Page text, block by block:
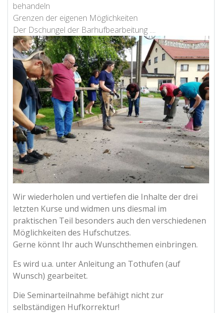
behandeln
Grenzen der eigenen Möglichkeiten
Der Dschungel der Barhufbearbeitung ....
Wir wiederholen und vertiefen die Inhalte der drei
letzten Kurse und widmen uns diesmal im
praktischen Teil besonders auch den verschiedenen
Möglichkeiten des Hufschutzes.
Gerne könnt Ihr auch Wunschthemen einbringen.
Es wird u.a. unter Anleitung an Tothufen (auf
Wunsch) gearbeitet.
Die Seminarteilnahme befähigt nicht zur
selbständigen Hufkorrektur!